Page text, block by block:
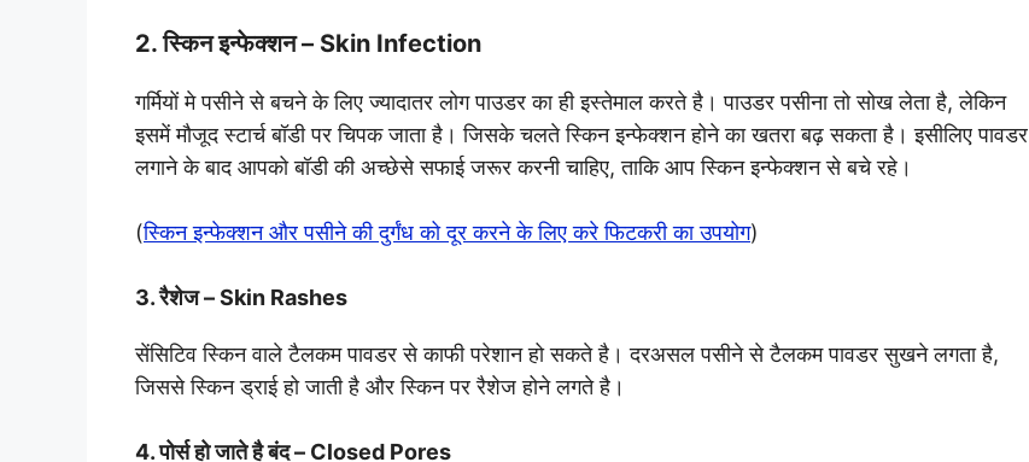
2. स्किन इन्फेक्शन – Skin Infection
गर्मियों मे पसीने से बचने के लिए ज्यादातर लोग पाउडर का ही इस्तेमाल करते है। पाउडर पसीना तो सोख लेता है, लेकिन
इसमें मौजूद स्टार्च बॉडी पर चिपक जाता है। जिसके चलते स्किन इन्फेक्शन होने का खतरा बढ़ सकता है। इसीलिए पावडर
लगाने के बाद आपको बॉडी की अच्छेसे सफाई जरूर करनी चाहिए, ताकि आप स्किन इन्फेक्शन से बचे रहे।
(स्किन इन्फेक्शन और पसीने की दुर्गंध को दूर करने के लिए करे फिटकरी का उपयोग)
3. रैशेज – Skin Rashes
सेंसिटिव स्किन वाले टैलकम पावडर से काफी परेशान हो सकते है। दरअसल पसीने से टैलकम पावडर सुखने लगता है,
जिससे स्किन ड्राई हो जाती है और स्किन पर रैशेज होने लगते है।
4. पोर्स हो जाते है बंद – Closed Pores